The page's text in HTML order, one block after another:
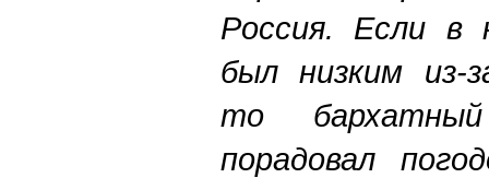
Россия. Если в
был низким из-
то
порадовал